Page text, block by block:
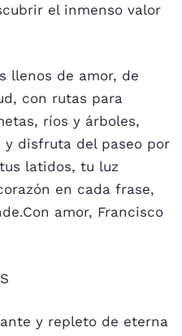
el inmenso valor
llenos de amor, de
con rutas para
ríos y árboles,
y disfruta del paseo por
latidos, tu luz
en cada frase,
amor, Francisco
y repleto de eterna